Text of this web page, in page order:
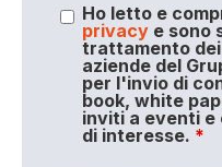
Ho letto e
privacye sono
trattamento
aziende del
per l'invio di
book, white
inviti a eventi e
di interesse. *